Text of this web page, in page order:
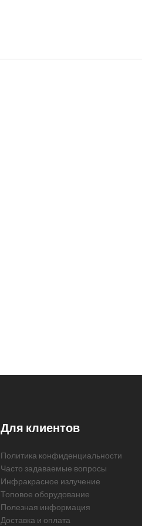
Для клиентов
Политика конфиденциальности
Часто задаваемые вопросы
Инфракрасное излучение
Топовое оборудование
Полезная информация
Доставка и оплата